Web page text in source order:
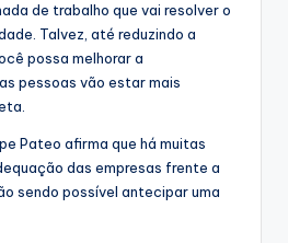
de trabalho que vai resolver o
Talvez, até reduzindo a
possa melhorar a
pessoas vão estar mais
Pateo afirma que há muitas
das empresas frente a
sendo possível antecipar uma